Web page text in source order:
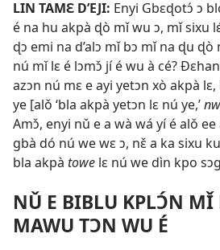
LIN TAMƐ D’EJI: Enyi Gbɛɖotɔ́ ɔ
é na hu akpà ɖò mǐ wu ɔ, mǐ sixu
ɖɔ emi na d’alɔ mǐ bɔ mǐ na ɖu
nú mǐ lɛ é lɔmɔ̌ jí é wu à cé?
azɔn nú mɛ e ayi yetɔn xò akpà
ye [alǒ ‘bla akpà yetɔn lɛ nú ye,’
Amɔ̌, enyi nǔ e a wà wá yí é alǒ
gbà dó nú we wɛ ɔ, nɛ̌ a ka sixu
bla akpà towe lɛ nú we dìn kpo
NǓ E BIBLU KPLƆ́N
MAWU TƆN WU É